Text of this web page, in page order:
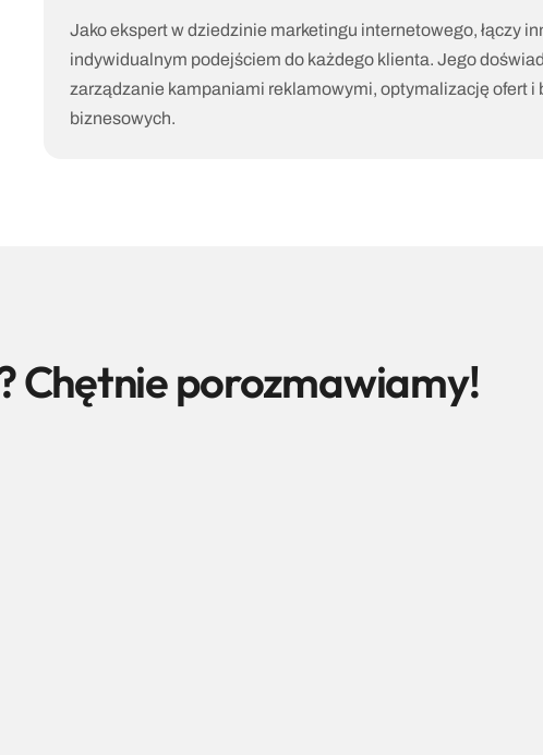
Jako ekspert w dziedzinie marketingu internetowego, łączy
indywidualnym podejściem do każdego klienta. Jego
zarządzanie kampaniami reklamowymi, optymalizację ofert i
biznesowych.
Chętnie porozmawiamy!